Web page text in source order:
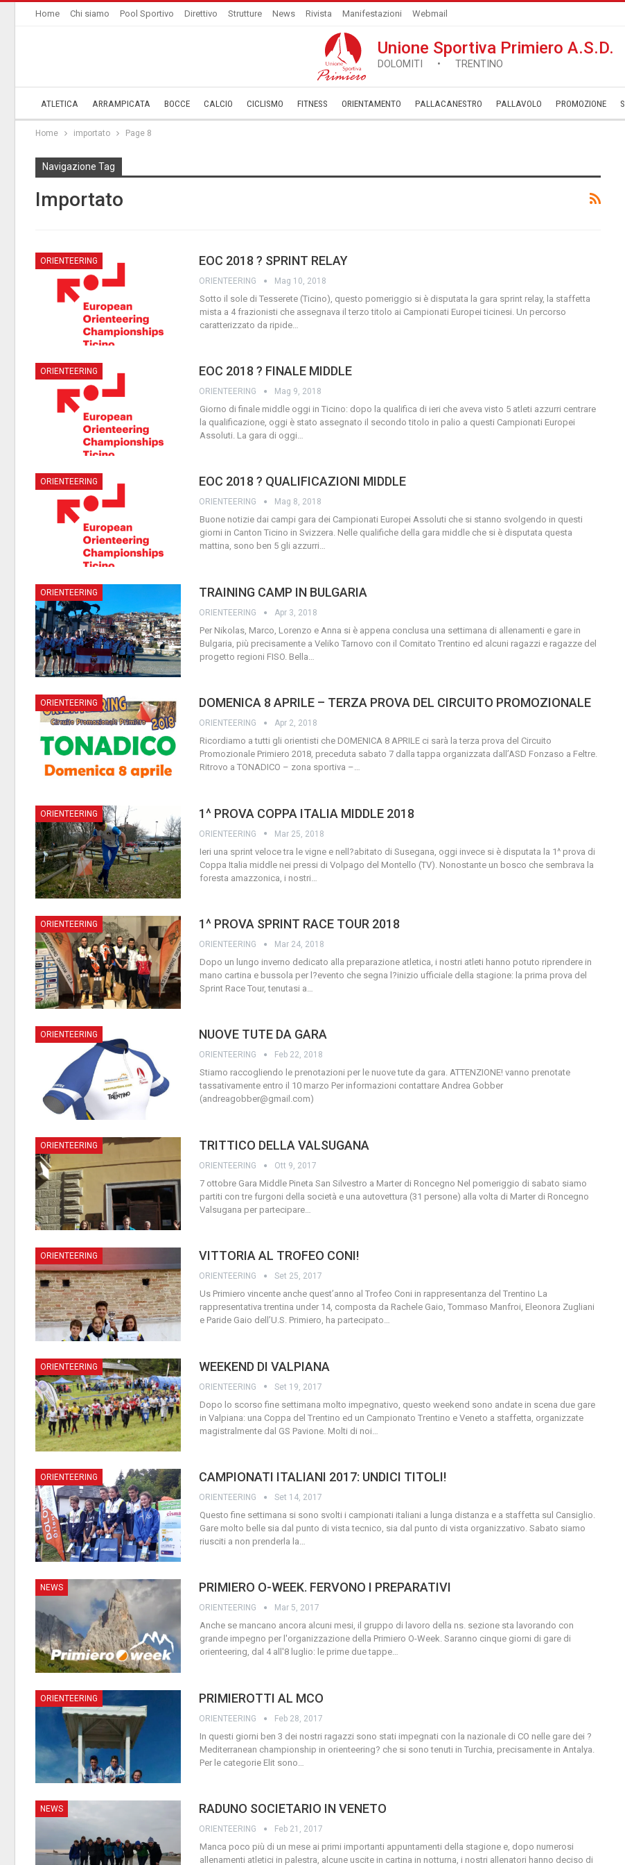
Home Chi siamo Pool Sportivo Direttivo Strutture News Rivista Manifestazioni Webmail
Unione Sportiva Primiero A.S.D.
DOLOMITI • TRENTINO
ATLETICA ARRAMPICATA BOCCE CALCIO CICLISMO FITNESS ORIENTAMENTO PALLACANESTRO PALLAVOLO ­PROMOZIONE
Home importato Page 8
Navigazione Tag
Importato
ORIENTEERING EOC 2018 ? SPRINT RELAY
ORIENTEERING Mag 10, 2018
Sotto il sole di Tesserete (Ticino), questo pomeriggio si è disputata la gara sprint relay, la staffetta
mista a 4 frazionisti che assegnava il terzo titolo ai Campionati Europei ticinesi. Un percorso
caratterizzato da ripide
ORIENTEERING EOC 2018 ? FINALE MIDDLE
ORIENTEERING Mag 9, 2018
Giorno di finale middle oggi in Ticino: dopo la qualifica di ieri che aveva visto 5 atleti azzurri centrare
la qualificazione, oggi è stato assegnato il secondo titolo in palio a questi Campionati Europei
Assoluti. La gara di oggi…
ORIENTEERING EOC 2018 ? QUALIFICAZIONI MIDDLE
ORIENTEERING Mag 8, 2018
Buone notizie dai campi gara dei Campionati Europei Assoluti che si stanno svolgendo in questi
giorni in Canton Ticino in Svizzera. Nelle qualifiche della gara middle che si è disputata questa
mattina, sono ben 5 gli azzurri…
ORIENTEERING TRAINING CAMP IN BULGARIA
ORIENTEERING Apr 3, 2018
Per Nikolas, Marco, Lorenzo e Anna si è appena conclusa una settimana di allenamenti e gare in
Bulgaria, più precisamente a Veliko Tarnovo con il Comitato Trentino ed alcuni ragazzi e ragazze del
progetto regioni FISO. Bella
ORIENTEERING DOMENICA 8 APRILE – TERZA PROVA DEL CIRCUITO PROMOZIONALE
ORIENTEERING Apr 2, 2018
Ricordiamo a tutti gli orientisti che DOMENICA 8 APRILE ci sarà la terza prova del Circuito
Promozionale Primiero 2018, preceduta sabato 7 dalla tappa organizzata dall’ASD Fonzaso a Feltre.
Ritrovo a TONADICO – zona sportiva –…
ORIENTEERING 1^ PROVA COPPA ITALIA MIDDLE 2018
ORIENTEERING Mar 25, 2018
Ieri una sprint veloce tra le vigne e nell?abitato di Susegana, oggi invece si è disputata la 1^ prova di
Coppa Italia middle nei pressi di Volpago del Montello (TV). Nonostante un bosco che sembrava la
foresta amazzonica, i nostri
ORIENTEERING 1^ PROVA SPRINT RACE TOUR 2018
ORIENTEERING Mar 24, 2018
Dopo un lungo inverno dedicato alla preparazione atletica, i nostri atleti hanno potuto riprendere in
mano cartina e bussola per l?evento che segna l?inizio ufficiale della stagione: la prima prova del
Sprint Race Tour, tenutasi a…
ORIENTEERING NUOVE TUTE DA GARA
ORIENTEERING Feb 22, 2018
Stiamo raccogliendo le prenotazioni per le nuove tute da gara. ATTENZIONE! vanno prenotate
tassativamente entro il 10 marzo Per informazioni contattare Andrea Gobber
(andreagobber@gmail.com)
ORIENTEERING TRITTICO DELLA VALSUGANA
ORIENTEERING Ott 9, 2017
7 ottobre Gara Middle Pineta San Silvestro a Marter di Roncegno Nel pomeriggio di sabato siamo
partiti con tre furgoni della società e una autovettura (31 persone) alla volta di Marter di Roncegno
Valsugana per partecipare
ORIENTEERING VITTORIA AL TROFEO CONI!
ORIENTEERING Set 25, 2017
Us Primiero vincente anche quest’anno al Trofeo Coni in rappresentanza del Trentino La
rappresentativa trentina under 14, composta da Rachele Gaio, Tommaso Manfroi, Eleonora Zugliani
e Paride Gaio dell’U.S. Primiero, ha partecipato…
ORIENTEERING WEEKEND DI VALPIANA
ORIENTEERING Set 19, 2017
Dopo lo scorso fine settimana molto impegnativo, questo weekend sono andate in scena due gare
in Valpiana: una Coppa del Trentino ed un Campionato Trentino e Veneto a staffetta, organizzate
magistralmente dal GS Pavione. Molti di noi
ORIENTEERING CAMPIONATI ITALIANI 2017: UNDICI TITOLI!
ORIENTEERING Set 14, 2017
Questo fine settimana si sono svolti i campionati italiani a lunga distanza e a staffetta sul Cansiglio.
Gare molto belle sia dal punto di vista tecnico, sia dal punto di vista organizzativo. Sabato siamo
riusciti a non prenderla la
NEWS PRIMIERO O-WEEK. FERVONO I PREPARATIVI
ORIENTEERING Mar 5, 2017
Anche se mancano ancora alcuni mesi, il gruppo di lavoro della ns. sezione sta lavorando con
grande impegno per l'organizzazione della Primiero O-Week. Saranno cinque giorni di gare di
orienteering, dal 4 all'8 luglio: le prime due tappe…
ORIENTEERING PRIMIEROTTI AL MCO
ORIENTEERING Feb 28, 2017
In questi giorni ben 3 dei nostri ragazzi sono stati impegnati con la nazionale di CO nelle gare dei ?
Mediterranean championship in orienteering? che si sono tenuti in Turchia, precisamente in Antalya.
Per le categorie Elit sono
NEWS RADUNO SOCIETARIO IN VENETO
ORIENTEERING Feb 21, 2017
Manca poco più di un mese ai primi importanti appuntamenti della stagione e, dopo numerosi
allenamenti atletici in palestra, alcune uscite in cartina in notturna, i nostri allenatori hanno deciso di